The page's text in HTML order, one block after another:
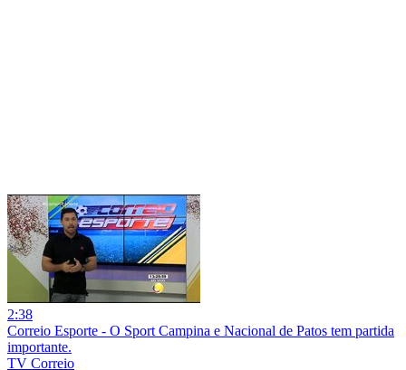
2:38
Correio Esporte - O Sport Campina e Nacional de Patos tem partida
importante.
TV Correio